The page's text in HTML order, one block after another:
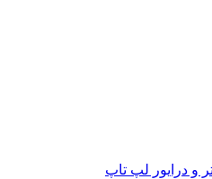
و درایور لپ تاپ